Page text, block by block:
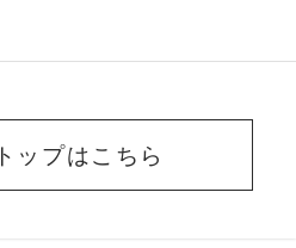
ップはこちら